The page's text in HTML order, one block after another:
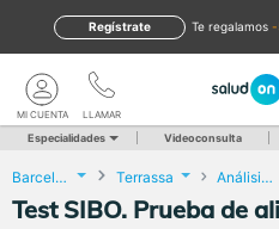
te regalamos -
Regístrate
LLAMAR
MI CUENTA
Especialidades Videoconsulta
Barcelona Terrassa Análisis Clínicos
Test SIBO. Prueba de